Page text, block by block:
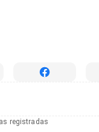
registradas